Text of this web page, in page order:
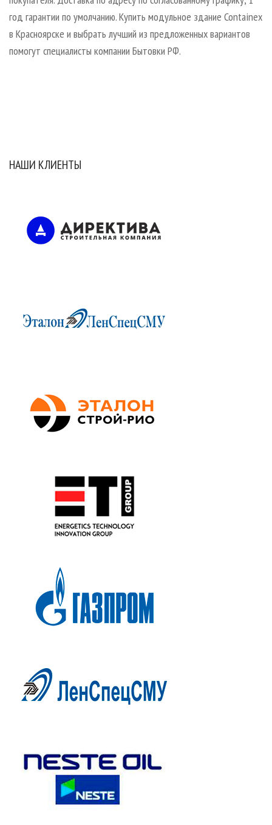
год гарантии по умолчанию. Купить модульное здание Containex
в Красноярске и выбрать лучший из предложенных вариантов
помогут специалисты компании Бытовки РФ.
НАШИ КЛИЕНТЫ